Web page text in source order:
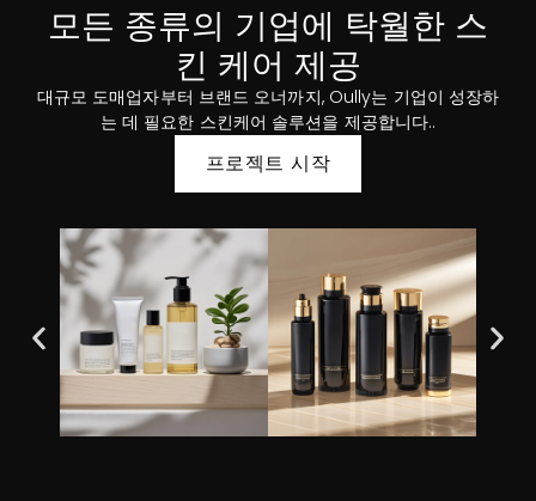
니다.. 필요한 모든 서류를 처리해 드립니다., 통관, 제품의 원활
한 배송을 보장하기 위한 규정 준수 20 전 세계 국가.
모든 종류의 기업에 탁월한 스
킨 케어 제공
대규모 도매업자부터 브랜드 오너까지, Oully는 기업이 성장하
는 데 필요한 스킨케어 솔루션을 제공합니다..
프로젝트 시작